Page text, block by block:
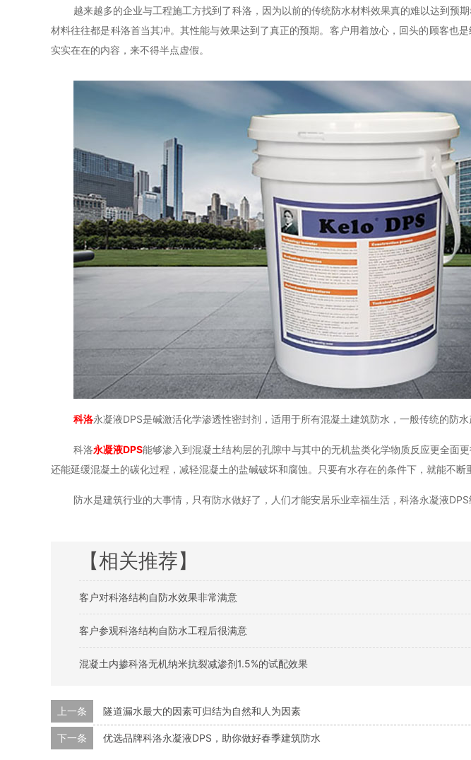
越来越多的企业与工程施工方找到了科洛，因为以前的传统防水材料效果真的难以达到预
材料往往都是科洛首当其冲。其性能与效果达到了真正的预期。客户用着放心，回头的顾客也
实实在在的内容，来不得半点虚假。
科洛永凝液DPS是碱激活化学渗透性密封剂，适用于所有混凝土建筑防水，一般传统的防水
科洛永凝液DPS能够渗入到混凝土结构层的孔隙中与其中的无机盐类化学物质反应更全面
还能延缓混凝土的碳化过程，减轻混凝土的盐碱破坏和腐蚀。只要有水存在的条件下，就能不断
防水是建筑行业的大事情，只有防水做好了，人们才能安居乐业幸福生活，科洛永凝液
【相关推荐】
客户对科洛结构自防水效果非常满意
客户参观科洛结构自防水工程后很满意
混凝土内掺科洛无机纳米抗裂减渗剂1.5%的试配效果
上一条 隧道漏水最大的因素可归结为自然和人为因素
下一条 优选品牌科洛永凝液DPS，助你做好春季建筑防水